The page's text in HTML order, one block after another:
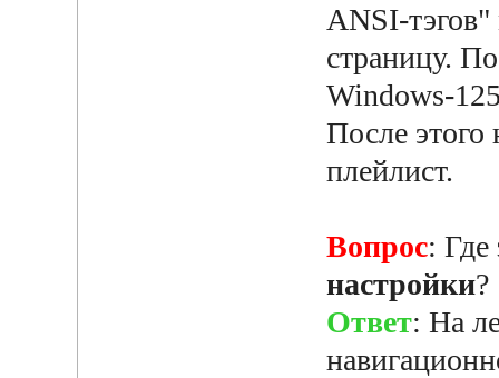
ANSI-
страницу.
Windows-
После этого
плейлист.
Вопрос: Где
настройки?
Ответ: На